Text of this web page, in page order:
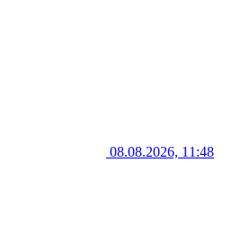
08.08.2026, 11:48